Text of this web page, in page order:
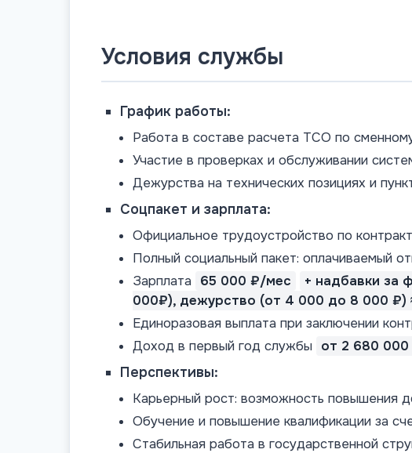
Условия службы
График работы:
Работа в составе расчета ТСО по
Участие в проверках и обслуживании
Дежурства на технических позициях и
Соцпакет и зарплата:
Официальное трудоустройство по
Полный социальный пакет: оплачиваемый
Зарплата
65 000 ₽/мес
+ надбавки за
000₽), дежурство (от 4 000 до 8 000
Единоразовая выплата при заключении
Доход в первый год службы
от 2 680
Перспективы:
Карьерный рост: возможность повышения
Обучение и повышение квалификации за
Стабильная работа в государственной